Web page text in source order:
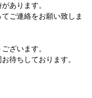
あります。
ご連絡をお願い致しま
ざいます。
待ちしております。